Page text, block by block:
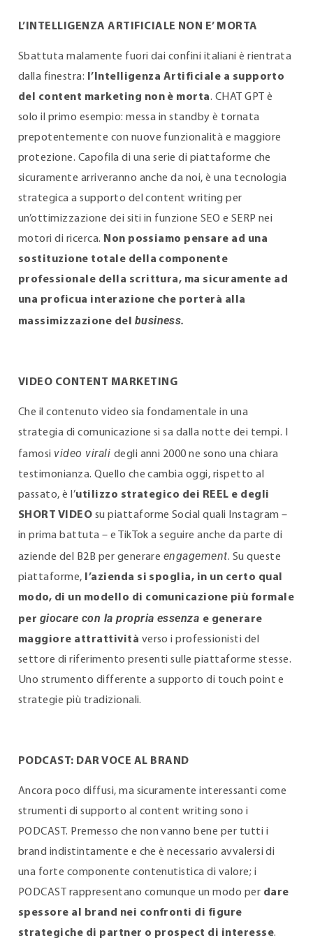
L’INTELLIGENZA ARTIFICIALE NON E’ MORTA
Sbattuta malamente fuori dai confini italiani è rientrata
dalla finestra:
l’Intelligenza Artificiale a supporto
del content marketing non è morta. CHAT GPT è
solo il primo esempio: messa in standby è tornata
prepotentemente con nuove funzionalità e maggiore
protezione. Capofila di una serie di piattaforme che
sicuramente arriveranno anche da noi, è una tecnologia
strategica a supporto del content writing per
un’ottimizzazione dei siti in funzione SEO e SERP nei
motori di ricerca. Non possiamo pensare ad una
sostituzione totale della componente
professionale della scrittura, ma sicuramente ad
una proficua interazione che porterà alla
massimizzazione del business.
VIDEO CONTENT MARKETING
Che il contenuto video sia fondamentale in una
strategia di comunicazione si sa dalla notte dei tempi. I
famosi video virali degli anni 2000 ne sono una chiara
testimonianza. Quello che cambia oggi, rispetto al
passato, è l’utilizzo strategico dei REEL e degli
SHORT VIDEO su piattaforme Social quali Instagram –
in prima battuta – e TikTok a seguire anche da parte di
aziende del B2B per generare engagement. Su queste
piattaforme,
l’azienda si spoglia, in un certo qual
modo, di un modello di comunicazione più formale
per giocare con la propria essenza e generare
maggiore attrattività verso i professionisti del
settore di riferimento presenti sulle piattaforme stesse.
Uno strumento differente a supporto di touch point e
strategie più tradizionali.
PODCAST: DAR VOCE AL BRAND
Ancora poco diffusi, ma sicuramente interessanti come
strumenti di supporto al content writing sono i
PODCAST. Premesso che non vanno bene per tutti i
brand indistintamente e che è necessario avvalersi di
una forte componente contenutistica di valore; i
PODCAST rappresentano comunque un modo per dare
spessore al brand nei confronti di figure
strategiche di partner o prospect di interesse.